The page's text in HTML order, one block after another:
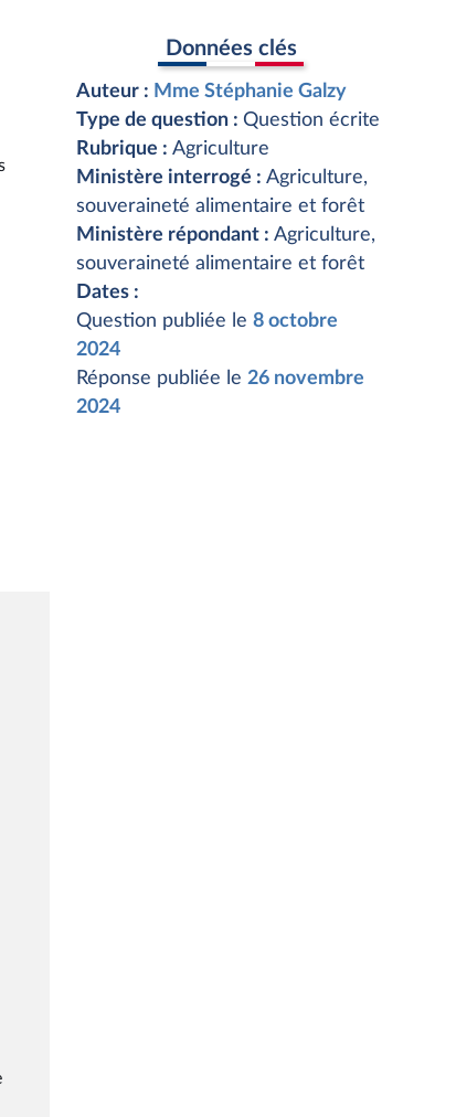
Données clés
Auteur : Mme Stéphanie Galzy
Type de question : Question écrite
Rubrique : Agriculture
Ministère interrogé : Agriculture,
souveraineté alimentaire et forêt
Ministère répondant : Agriculture,
souveraineté alimentaire et forêt
Dates :
Question publiée le 8 octobre
2024
Réponse publiée le 26 novembre
2024